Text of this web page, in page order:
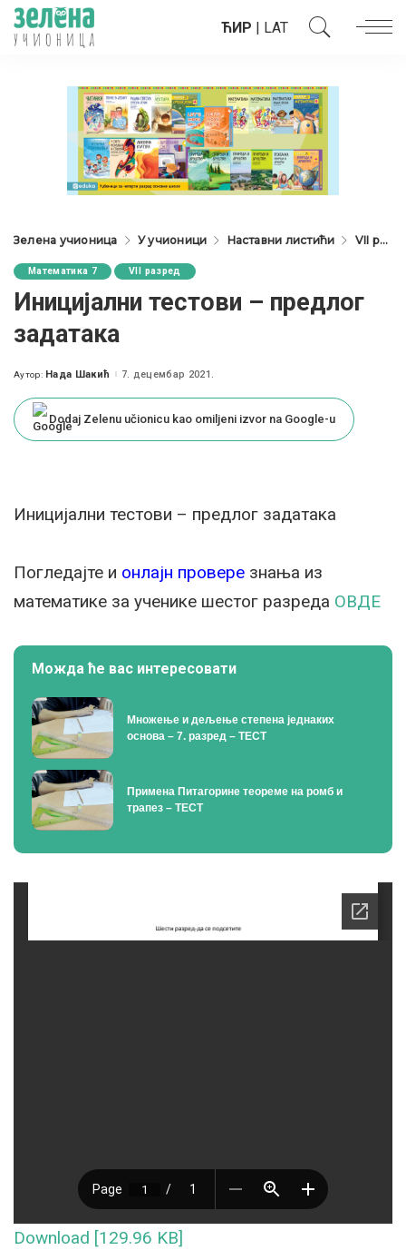
ЋИР | LAT
Зелена учионица У учионици Наставни листићи VII разред
Математика 7 VII разред
Иницијални тестови – предлог
задатака
Posted
Аутор: Нада Шакић 7. децембар 2021.
Dodaj Zelenu učionicu kao omiljeni izvor na Google-u
Иницијални тестови – предлог задатака
Погледајте и онлајн провере знања из
математике за ученике шестог разреда ОВДЕ
Можда ће вас интересовати
Множење и дељење степена једнаких
основа – 7. разред – ТЕСТ
Примена Питагорине теореме на ромб и
трапез – ТЕСТ
Download [129.96 KB]